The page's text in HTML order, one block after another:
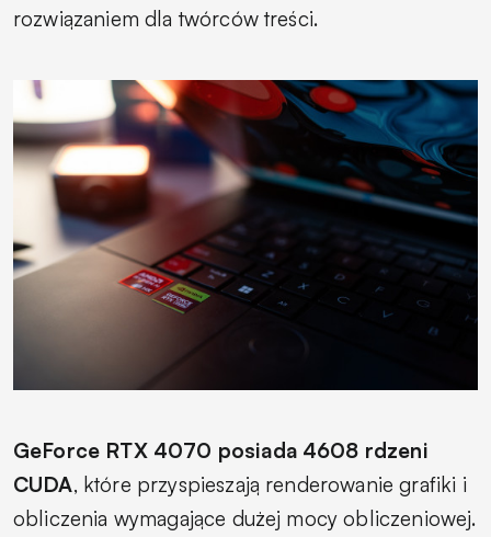
rozwiązaniem dla twórców treści.
GeForce RTX 4070 posiada 4608 rdzeni
CUDA, które przyspieszają renderowanie grafiki i
obliczenia wymagające dużej mocy obliczeniowej.